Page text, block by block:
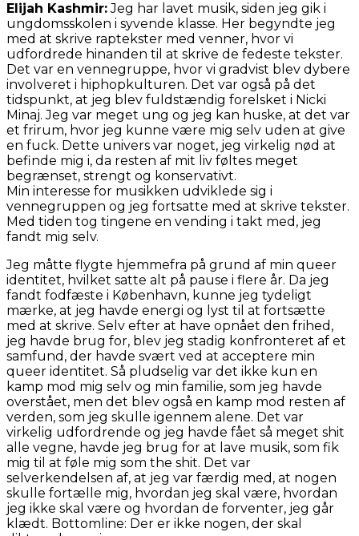
Elijah Kashmir:Jeg har lavet musik, siden jeg gik i
ungdomsskolen i syvende klasse. Her begyndte jeg
med at skrive raptekster med venner, hvor vi
udfordrede hinanden til at skrive de fedeste tekster.
Det var en vennegruppe, hvor vi gradvist blev dybere
involveret i hiphopkulturen. Det var også på det
tidspunkt, at jeg blev fuldstændig forelsket i Nicki
Minaj. Jeg var meget ung og jeg kan huske, at det var
et frirum, hvor jeg kunne være mig selv uden at give
en fuck. Dette univers var noget, jeg virkelig nød at
befinde mig i, da resten af mit liv føltes meget
begrænset, strengt og konservativt.
Min interesse for musikken udviklede sig i
vennegruppen og jeg fortsatte med at skrive tekster.
Med tiden tog tingene en vending i takt med, jeg
fandt mig selv.
Jeg måtte flygte hjemmefra på grund af min queer
identitet, hvilket satte alt på pause i flere år. Da jeg
fandt fodfæste i København, kunne jeg tydeligt
mærke, at jeg havde energi og lyst til at fortsætte
med at skrive. Selv efter at have opnået den frihed,
jeg havde brug for, blev jeg stadig konfronteret af et
samfund, der havde svært ved at acceptere min
queer identitet. Så pludselig var det ikke kun en
kamp mod mig selv og min familie, som jeg havde
overstået, men det blev også en kamp mod resten af
verden, som jeg skulle igennem alene. Det var
virkelig udfordrende og jeg havde fået så meget shit
alle vegne, havde jeg brug for at lave musik, som fik
mig til at føle mig som the shit. Det var
selverkendelsen af, at jeg var færdig med, at nogen
skulle fortælle mig, hvordan jeg skal være, hvordan
jeg ikke skal være og hvordan de forventer, jeg går
klædt. Bottomline: Der er ikke nogen, der skal